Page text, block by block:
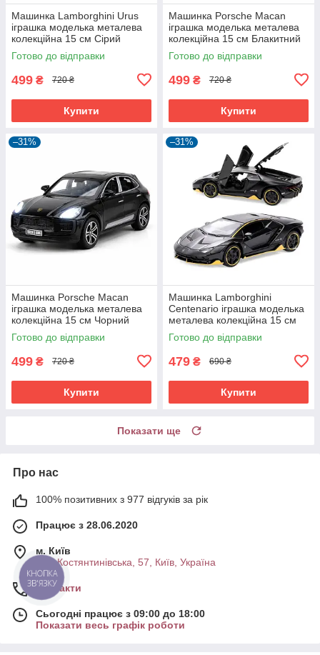
Машинка Lamborghini Urus
іграшка моделька металева
колекційна 15 см Сірий
(59655)
Готово до відправки
499 ₴ 720 ₴
Купити
Машинка Porsche Macan
іграшка моделька металева
колекційна 15 см Блакитний
(61194)
Готово до відправки
499 ₴ 720 ₴
Купити
–31%
Машинка Porsche Macan
іграшка моделька металева
колекційна 15 см Чорний
(61193)
Готово до відправки
499 ₴ 720 ₴
Купити
–31%
Машинка Lamborghini
Centenario іграшка моделька
металева колекційна 15 см
Чорний (59495)
Готово до відправки
479 ₴ 690 ₴
Купити
Показати ще
Про нас
100% позитивних з 977 відгуків за рік
Працює з 28.06.2020
м. Київ
вул. Костянтинівська, 57, Київ, Україна
Контакти
Сьогодні працює з 09:00 до 18:00
Показати весь графік роботи
КНОПКА
ЗВ'ЯЗКУ